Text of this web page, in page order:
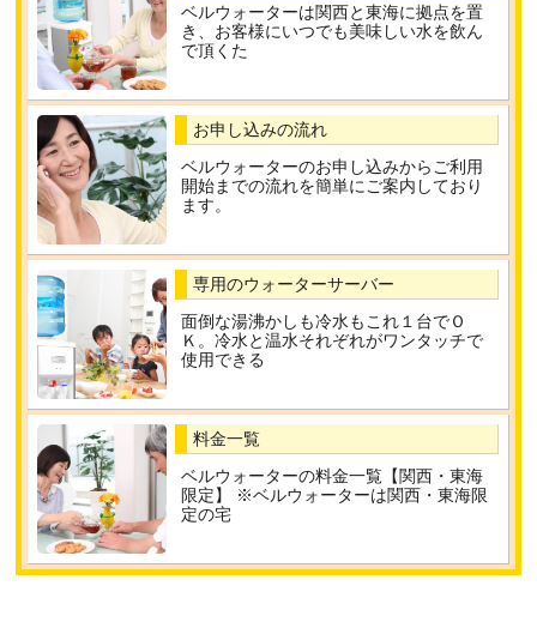
ベルウォーターは関西と東海に拠点を置
き、お客様にいつでも美味しい水を飲ん
で頂くた
お申し込みの流れ
ベルウォーターのお申し込みからご利用
開始までの流れを簡単にご案内しており
ます。
専用のウォーターサーバー
面倒な湯沸かしも冷水もこれ１台でＯ
Ｋ。冷水と温水それぞれがワンタッチで
使用できる
料金一覧
ベルウォーターの料金一覧【関西・東海
限定】 ※ベルウォーターは関西・東海限
定の宅